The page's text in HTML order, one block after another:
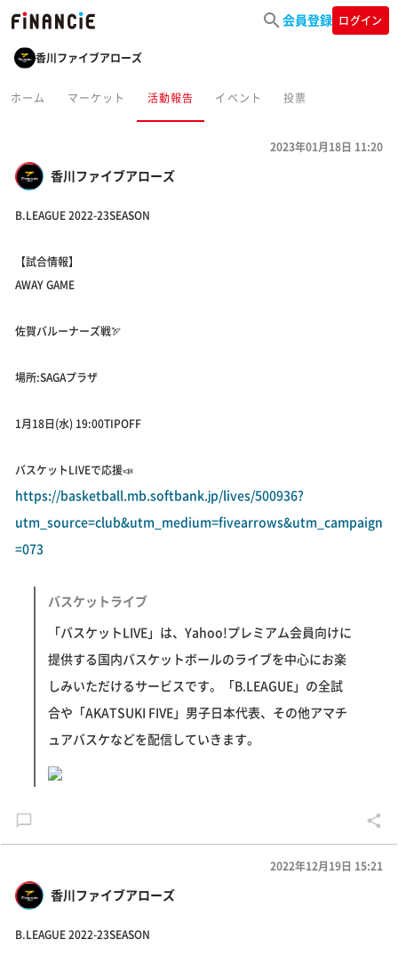
会員登録 ログイン
香川ファイブアローズ
ホーム マーケット 活動報告 イベント 投票
香川ファイブアローズ
2023年01月18日 11:20
B.LEAGUE 2022-23SEASON
【試合情報】
AWAY GAME
佐賀バルーナーズ戦🏹
場所:SAGAプラザ
1月18日(水) 19:00TIPOFF
バスケットLIVEで応援📣
https://basketball.mb.softbank.jp/lives/500936?
utm_source=club&utm_medium=fivearrows&utm_campaign
=073
バスケットライブ
「バスケットLIVE」は、Yahoo!プレミアム会員向けに
提供する国内バスケットボールのライブを中心にお楽
しみいただけるサービスです。「B.LEAGUE」の全試
合や「AKATSUKI FIVE」男子日本代表、その他アマチ
ュアバスケなどを配信していきます。
香川ファイブアローズ
2022年12月19日 15:21
B.LEAGUE 2022-23SEASON